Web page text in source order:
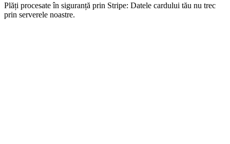
Plăți procesate în siguranță prin Stripe: Datele cardului tău nu trec
prin serverele noastre.